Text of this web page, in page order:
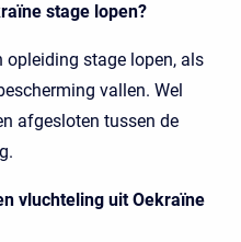
stage lopen?
stage lopen, als
vallen. Wel
afgesloten tussen de
vluchteling uit Oekraïne